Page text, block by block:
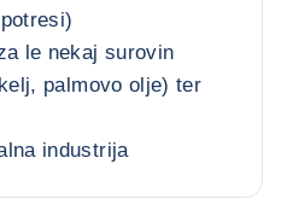
le nekaj surovin
palmovo olje) ter
industrija